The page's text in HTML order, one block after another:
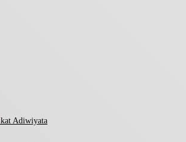
Adiwiyata